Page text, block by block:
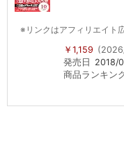
※リンクはアフィリエイト
￥1,159
発売日
2018/
商品ランキン